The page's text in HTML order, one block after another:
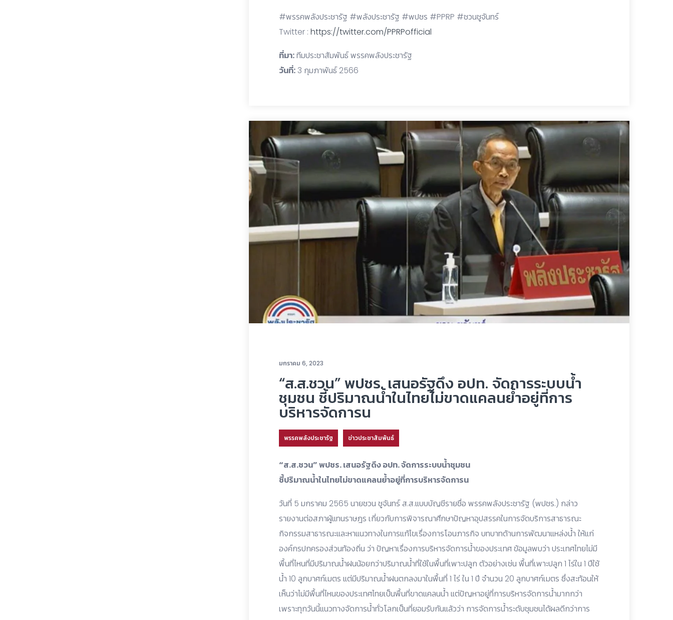
#พรรคพลังประชารัฐ #พลังประชารัฐ #พปชร #PPRP #ชวนชูจันทร์
Twitter : https://twitter.com/PPRPofficial
ที่มา:ทีมประชาสัมพันธ์ พรรคพลังประชารัฐ
วันที่:3 กุมภาพันธ์ 2566
มกราคม 6, 2023
“ส.ส.ชวน” พปชร. เสนอรัฐดึง อปท. จัดการระบบน้ำ
ชุมชน ชี้ปริมาณน้ำในไทยไม่ขาดแคลนย้ำอยู่ที่การ
บริหารจัดการน
พรรคพลังประชารัฐ ข่าวประชาสัมพันธ์
“ส.ส.ชวน” พปชร. เสนอรัฐดึง อปท. จัดการระบบน้ำชุมชน
ชี้ปริมาณน้ำในไทยไม่ขาดแคลนย้ำอยู่ที่การบริหารจัดการน
วันที่ 5 มกราคม 2565 นายชวน ชูจันทร์ ส.ส.แบบบัญชีรายชื่อ พรรคพลังประชารัฐ (พปชร.) กล่าว
รายงานต่อสภาผู้แทนราษฎร เกี่ยวกับการพิจารณาศึกษาปัญหาอุปสรรคในการจัดบริการสาธารณะ
กิจกรรมสาธารณะและหาแนวทางในการแก้ไขเรื่องการโอนภารกิจ บทบาทด้านการพัฒนาแหล่งน้ำ ให้แก่
องค์กรปกครองส่วนท้องถิ่น ว่า ปัญหาเรื่องการบริหารจัดการน้ำของประเทศ ข้อมูลพบว่า ประเทศไทยไม่มี
พื้นที่ไหนที่มีปริมาณน้ำฝนน้อยกว่าปริมาณน้ำที่ใช้ในพื้นที่เพาะปลูก ตัวอย่างเช่น พื้นที่เพาะปลูก 1 ไร่ใน 1 ปีใช้
น้ำ 10 ลูกบาศก์เมตร แต่มีปริมาณน้ำฝนตกลงมาในพื้นที่ 1 ไร่ ใน 1 ปี จำนวน 20 ลูกบาศก์เมตร ซึ่งสะท้อนให้
เห็นว่าไม่มีพื้นที่ไหนของประเทศไทยเป็นพื้นที่ขาดแคลนน้ำ แต่ปัญหาอยู่ที่การบริหารจัดการน้ำมากกว่า
เพราะทุกวันนี้แนวทางจัดการน้ำทั่วโลกเป็นที่ยอมรับกันแล้วว่า การจัดการน้ำระดับชุมชนได้ผลดีกว่าการ